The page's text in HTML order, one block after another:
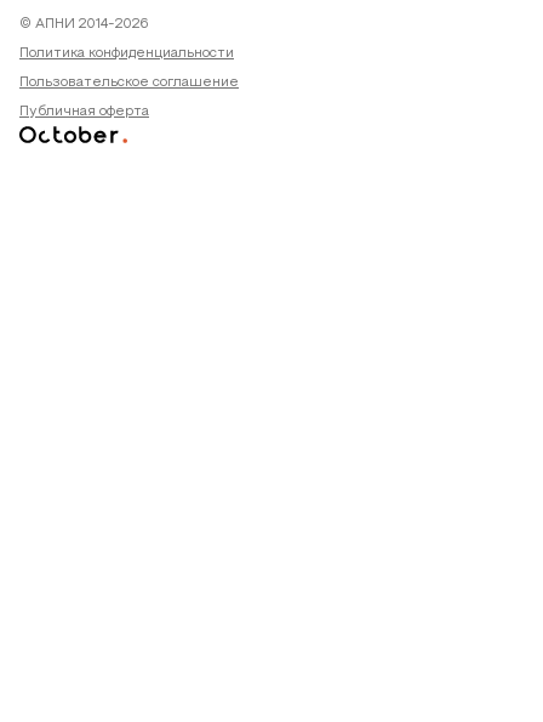
© АПНИ 2014-2026
Политика конфиденциальности
Пользовательское соглашение
Публичная оферта